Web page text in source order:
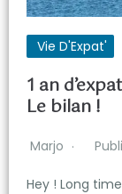
Vie D'Expat'
1 an
Le bilan !
Marjo
Hey ! Long